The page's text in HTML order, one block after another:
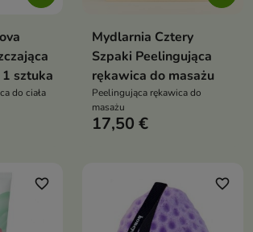
sztuka
do ciała
Mydlarnia Cztery
Szpaki Peelingująca
rękawica do masażu
Peelingująca rękawica do
masażu
17,50 €
favorite_border favorite_border